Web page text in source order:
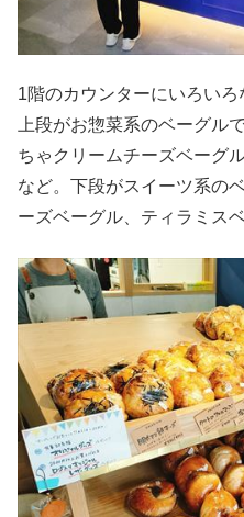
1階のカウンターにいろいろ
上段がお惣菜系のベーグル
ちゃクリームチーズベーグ
など。下段がスイーツ系の
ーズベーグル、ティラミス